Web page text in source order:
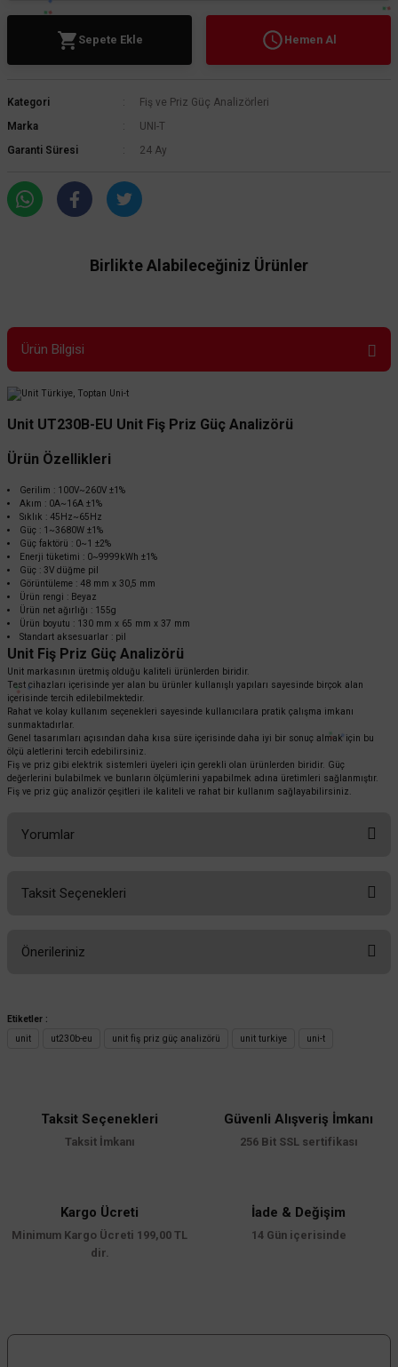
Sepete Ekle Hemen Al
Kategori
Fiş ve Priz Güç Analizörleri
Marka
UNI-T
Garanti Süresi
24 Ay
Birlikte Alabileceğiniz Ürünler
Unit UT285C Üç Fazlı Güç Kalitesi Analizörü
%55
334.080,00 TL
150.336,00 TL
Mağazada varmı?
Ürün Bilgisi
Unit UT230B-EU Unit Fiş Priz Güç Analizörü
Ürün Özellikleri
Gerilim : 100V~260V ±1%
Akım : 0A~16A ±1%
Sıklık : 45Hz~65Hz
Güç : 1~3680W ±1%
Güç faktörü : 0~1 ±2%
Enerji tüketimi : 0~9999kWh ±1%
Güç : 3V düğme pil
Görüntüleme : 48 mm x 30,5 mm
Ürün rengi : Beyaz
Ürün net ağırlığı : 155g
Ürün boyutu : 130 mm x 65 mm x 37 mm
Standart aksesuarlar : pil
Unit Fiş Priz Güç Analizörü
Unit markasının üretmiş olduğu kaliteli ürünlerden biridir.
Test cihazları içerisinde yer alan bu ürünler kullanışlı yapıları sayesinde birçok alan
içerisinde tercih edilebilmektedir.
Rahat ve kolay kullanım seçenekleri sayesinde kullanıcılara pratik çalışma imkanı
sunmaktadırlar.
Genel tasarımları açısından daha kısa süre içerisinde daha iyi bir sonuç almak için bu
ölçü aletlerini tercih edebilirsiniz.
Fiş ve priz gibi elektrik sistemleri üyeleri için gerekli olan ürünlerden biridir. Güç
değerlerini bulabilmek ve bunların ölçümlerini yapabilmek adına üretimleri sağlanmıştır.
Fiş ve priz güç analizör çeşitleri ile kaliteli ve rahat bir kullanım sağlayabilirsiniz.
Yorumlar
Taksit Seçenekleri
Önerileriniz
yetersiz gördüğünüz noktaları öneri formunu kullanarak tarafımıza
Görüş ve önerileriniz için teşekkür ederiz.
Ürün açıklamasında eksik bilgiler bulunuyor.
Ürün bilgilerinde hatalar bulunuyor.
Etiketler :
unit
ut230b-eu unit fiş priz güç analizörü unit turkiye uni-t
Taksit Seçenekleri
Taksit İmkanı
Güvenli Alışveriş İmkanı
256 Bit SSL sertifikası
Kargo Ücreti
Minimum Kargo Ücreti 199,00 TL
dir.
İade & Değişim
14 Gün içerisinde